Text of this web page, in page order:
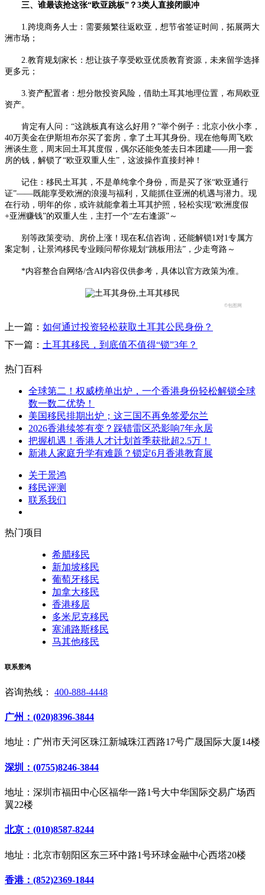
三、谁最该抢这张“欧亚跳板”？3类人直接闭眼冲
1.跨境商务人士：需要频繁往返欧亚，想节省签证时间，拓展两大
洲市场；
2.教育规划家长：想让孩子享受欧亚优质教育资源，未来留学选择
更多元；
3.资产配置者：想分散投资风险，借助土耳其地理位置，布局欧亚
资产。
肯定有人问：“这跳板真有这么好用？”举个例子：北京小伙小李，
40万美金在伊斯坦布尔买了套房，拿了土耳其身份。现在他每周飞欧
洲谈生意，周末回土耳其度假，偶尔还能免签去日本团建——用一套
房的钱，解锁了“欧亚双重人生”，这波操作直接封神！
记住：移民土耳其，不是单纯拿个身份，而是买了张“欧亚通行
证”——既能享受欧洲的浪漫与福利，又能抓住亚洲的机遇与潜力。现
在行动，明年的你，或许就能拿着土耳其护照，轻松实现“欧洲度假
+亚洲赚钱”的双重人生，主打一个“左右逢源”～
别等政策变动、房价上涨！现在私信咨询，还能解锁1对1专属方
案定制，让景鸿移民专业顾问帮你规划“跳板用法”，少走弯路～
*内容整合自网络/含AI内容仅供参考，具体以官方政策为准。
©包图网
上一篇： 如何通过投资轻松获取土耳其公民身份？
下一篇： 土耳其移民，到底值不值得“锁”3年？
热门百科
全球第二！权威榜单出炉，一个香港身份轻松解锁全球
数一数二优势！
美国移民排期出炉；这三国不再免签爱尔兰
2026香港续签有变？踩错雷区恐影响7年永居
把握机遇！香港人才计划首季获批超2.5万！
新港人家庭升学有难题？锁定6月香港教育展
关于景鸿
移民评测
联系我们
热门项目
希腊移民
新加坡移民
葡萄牙移民
加拿大移民
香港移居
多米尼克移民
塞浦路斯移民
马其他移民
联系景鸿
咨询热线： 400-888-4448
广州：(020)8396-3844
地址：广州市天河区珠江新城珠江西路17号广晟国际大厦14楼
深圳：(0755)8246-3844
地址：深圳市福田中心区福华一路1号大中华国际交易广场西
翼22楼
北京：(010)8587-8244
地址：北京市朝阳区东三环中路1号环球金融中心西塔20楼
香港：(852)2369-1844